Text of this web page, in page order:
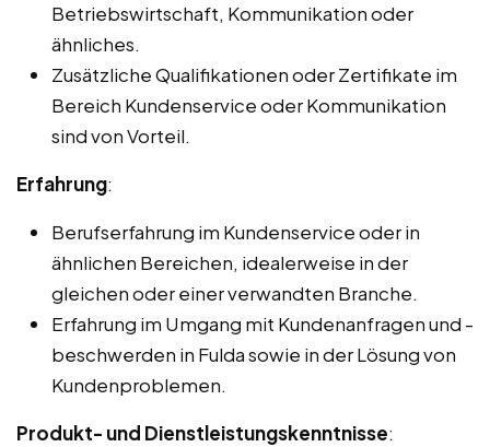
Betriebswirtschaft, Kommunikation oder
ähnliches.
Zusätzliche Qualifikationen oder Zertifikate im
Bereich Kundenservice oder Kommunikation
sind von Vorteil.
Erfahrung:
Berufserfahrung im Kundenservice oder in
ähnlichen Bereichen, idealerweise in der
gleichen oder einer verwandten Branche.
Erfahrung im Umgang mit Kundenanfragen und -
beschwerden in Fulda sowie in der Lösung von
Kundenproblemen.
Produkt- und Dienstleistungskenntnisse: